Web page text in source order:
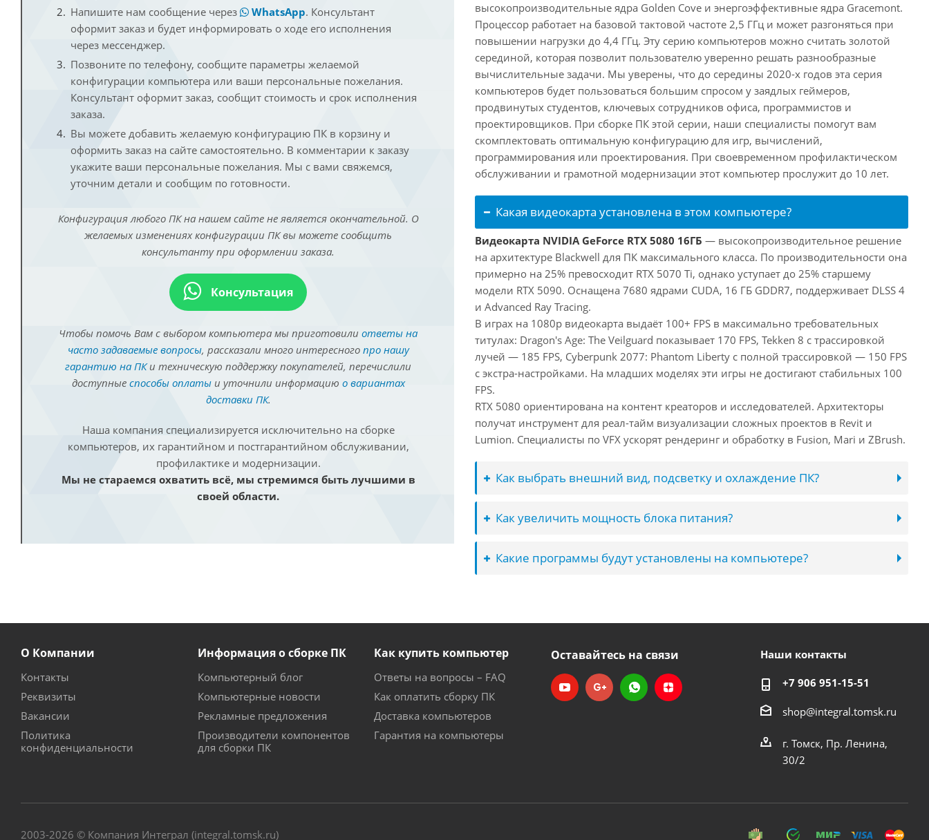
Напишите нам сообщение через
WhatsApp. Консультант
оформит заказ и будет информировать о ходе его исполнения
через мессенджер.
Позвоните по телефону, сообщите параметры желаемой
конфигурации компьютера или ваши персональные пожелания.
Консультант оформит заказ, сообщит стоимость и срок исполнения
заказа.
Вы можете добавить желаемую конфигурацию ПК в корзину и
оформить заказ на сайте самостоятельно. В комментарии к заказу
укажите ваши персональные пожелания. Мы с вами свяжемся,
уточним детали и сообщим по готовности.
Конфигурация любого ПК на нашем сайте не является окончательной. О
желаемых изменениях конфигурации ПК вы можете сообщить
консультанту при оформлении заказа.
Консультация
Чтобы помочь Вам с выбором компьютера мы приготовили ответы на
часто задаваемые вопросы, рассказали много интересного про нашу
гарантию на ПКи техническую поддержку покупателей, перечислили
доступные способы оплатыи уточнили информацию о вариантах
доставки ПК.
Наша компания специализируется исключительно на сборке
компьютеров, их гарантийном и постгарантийном обслуживании,
профилактике и модернизации.
Мы не стараемся охватить всё, мы стремимся быть лучшими в
своей области.
высокопроизводительные ядра Golden Cove и энергоэффективные ядра Gracemont.
Процессор работает на базовой тактовой частоте 2,5 ГГц и может разгоняться при
повышении нагрузки до 4,4 ГГц. Эту серию компьютеров можно считать золотой
серединой, которая позволит пользователю уверенно решать разнообразные
вычислительные задачи. Мы уверены, что до середины 2020-х годов эта серия
компьютеров будет пользоваться большим спросом у заядлых геймеров,
продвинутых студентов, ключевых сотрудников офиса, программистов и
проектировщиков. При сборке ПК этой серии, наши специалисты помогут вам
скомплектовать оптимальную конфигурацию для игр, вычислений,
программирования или проектирования. При своевременном профилактическом
обслуживании и грамотной модернизации этот компьютер прослужит до 10 лет.
Какая видеокарта установлена в этом компьютере?
Видеокарта NVIDIA GeForce RTX 5080 16ГБ — высокопроизводительное решение
на архитектуре Blackwell для ПК максимального класса. По производительности она
примерно на 25% превосходит RTX 5070 Ti, однако уступает до 25% старшему
модели RTX 5090. Оснащена 7680 ядрами CUDA, 16 ГБ GDDR7, поддерживает DLSS 4
и Advanced Ray Tracing.
В играх на 1080p видеокарта выдаёт 100+ FPS в максимально требовательных
титулах: Dragon's Age: The Veilguard показывает 170 FPS, Tekken 8 с трассировкой
лучей — 185 FPS, Cyberpunk 2077: Phantom Liberty с полной трассировкой — 150 FPS
с экстра-настройками. На младших моделях эти игры не достигают стабильных 100
FPS.
RTX 5080 ориентирована на контент креаторов и исследователей. Архитекторы
получат инструмент для реал-тайм визуализации сложных проектов в Revit и
Lumion. Специалисты по VFX ускорят рендеринг и обработку в Fusion, Mari и ZBrush.
Как выбрать внешний вид, подсветку и охлаждение ПК?
Как увеличить мощность блока питания?
Какие программы будут установлены на компьютере?
О Компании
Контакты
Реквизиты
Вакансии
Политика
конфиденциальности
Информация о сборке ПК
Компьютерный блог
Компьютерные новости
Рекламные предложения
Производители компонентов
для сборки ПК
Как купить компьютер
Ответы на вопросы – FAQ
Как оплатить сборку ПК
Доставка компьютеров
Гарантия на компьютеры
Оставайтесь на связи Наши контакты
+7 906 951-15-51
shop@integral.tomsk.ru
г. Томск, Пр. Ленина,
30/2
2003-2026 © Компания Интеграл (integral.tomsk.ru)